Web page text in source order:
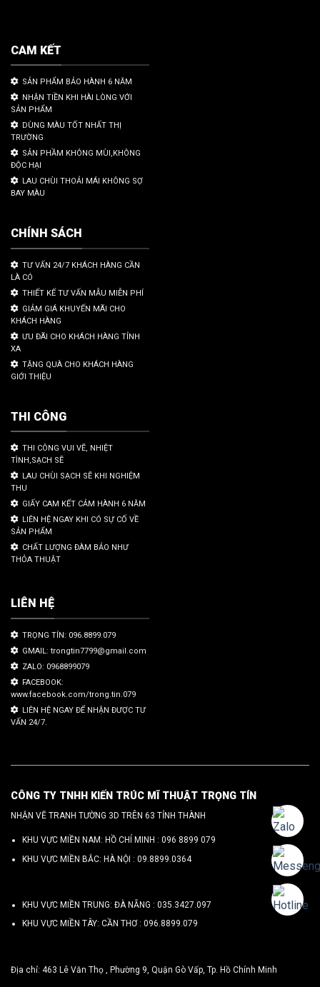
CAM KẾT
SẢN PHẨM BẢO HÀNH 6 NĂM
NHẬN TIỀN KHI HÀI LÒNG VỚI
SẢN PHẨM
DÙNG MÀU TỐT NHẤT THỊ
TRƯỜNG
SẢN PHẦM KHÔNG MÙI,KHÔNG
ĐỘC HẠI
LAU CHÙI THOẢI MÁI KHÔNG SỢ
BAY MÀU
CHÍNH SÁCH
TƯ VẤN 24/7 KHÁCH HÀNG CẦN
LÀ CÓ
THIẾT KẾ TƯ VẤN MẪU MIỄN PHÍ
GIẢM GIÁ KHUYẾN MÃI CHO
KHÁCH HÀNG
ƯU ĐÃI CHO KHÁCH HÀNG TỈNH
XA
TẶNG QUÀ CHO KHÁCH HÀNG
GIỚI THIỆU
THI CÔNG
THI CÔNG VUI VẼ, NHIỆT
TÌNH,SẠCH SẼ
LAU CHÙI SẠCH SẼ KHI NGHIỆM
THU
GIẤY CAM KẾT CẢM HÀNH 6 NĂM
LIÊN HỆ NGAY KHI CÓ SỰ CỐ VỀ
SẢN PHẨM
CHẤT LƯỢNG ĐÀM BẢO NHƯ
THỎA THUẬT
LIÊN HỆ
TRỌNG TÍN: 096.8899.079
GMAIL: trongtin7799@gmail.com
ZALO: 0968899079
FACEBOOK:
www.facebook.com/trong.tin.079
LIÊN HỆ NGAY ĐỂ NHẬN ĐƯỢC TƯ
VẤN 24/7.
CÔNG TY TNHH KIẾN TRÚC MĨ THUẬT TRỌNG TÍN
NHẬN VẼ TRANH TƯỜNG 3D TRÊN 63 TỈNH THÀNH
KHU VỰC MIỀN NAM: HỒ CHÍ MINH : 096 8899 079
KHU VỰC MIỀN BẮC: HÀ NỘI : 09.8899.0364
KHU VỰC MIỀN TRUNG: ĐÀ NẴNG : 035.3427.097
KHU VỰC MIỀN TÂY: CẦN THƠ : 096.8899.079
Địa chỉ: 463 Lê Văn Thọ , Phường 9, Quận Gò Vấp, Tp. Hồ Chính Minh